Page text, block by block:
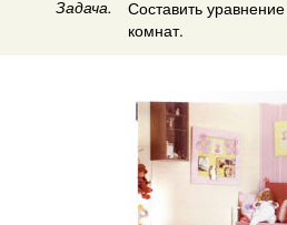
Задача.
Составить
комнат.